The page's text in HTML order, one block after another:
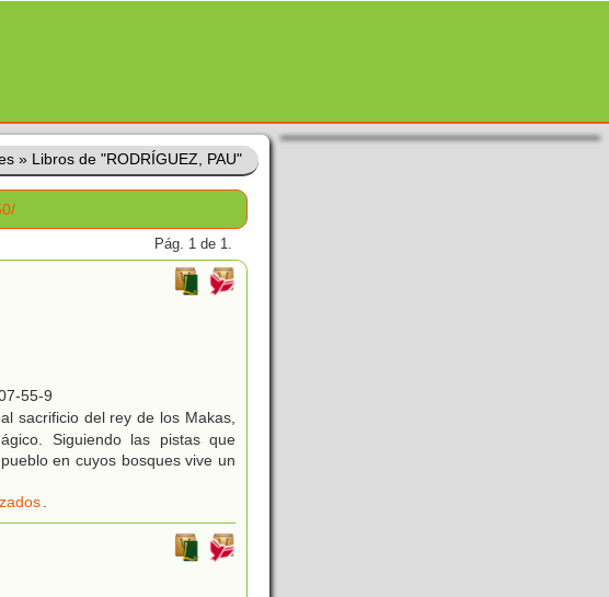
» Libros de "RODRÍGUEZ, PAU"
Pág. 1 de 1.
55-9
sacrificio del rey de los Makas,
Siguiendo las pistas que
en cuyos bosques vive un
.